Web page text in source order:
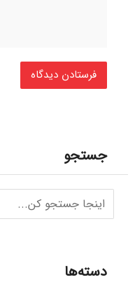
جستجو
دسته‌ها